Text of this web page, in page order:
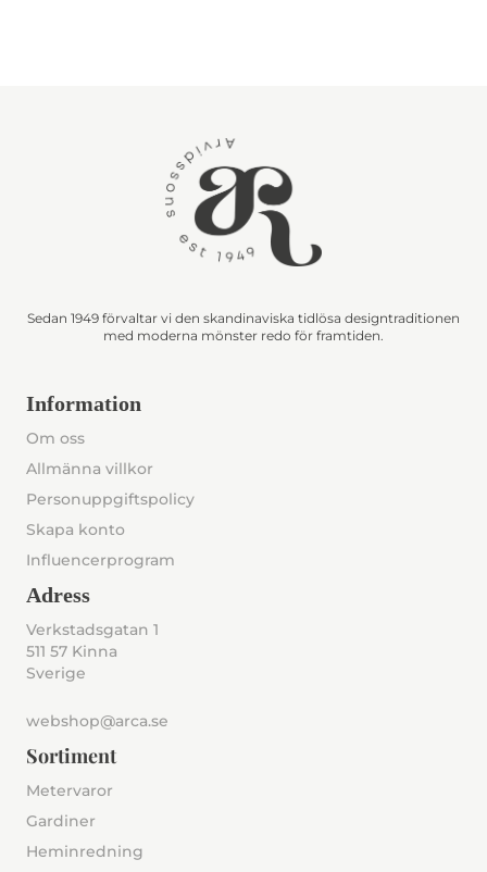
Sedan 1949 förvaltar vi den skandinaviska tidlösa designtraditionen
med moderna mönster redo för framtiden.
Information
Om oss
Allmänna villkor
Personuppgiftspolicy
Skapa konto
Influencerprogram
Adress
Verkstadsgatan 1
511 57 Kinna
Sverige
webshop@arca.se
Sortiment
Metervaror
Gardiner
Heminredning